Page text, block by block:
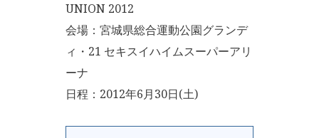
UNION 2012
会場：宮城県総合運動公園グランデ
ィ・21 セキスイハイムスーパーアリ
ーナ
日程：2012年6月30日(土)